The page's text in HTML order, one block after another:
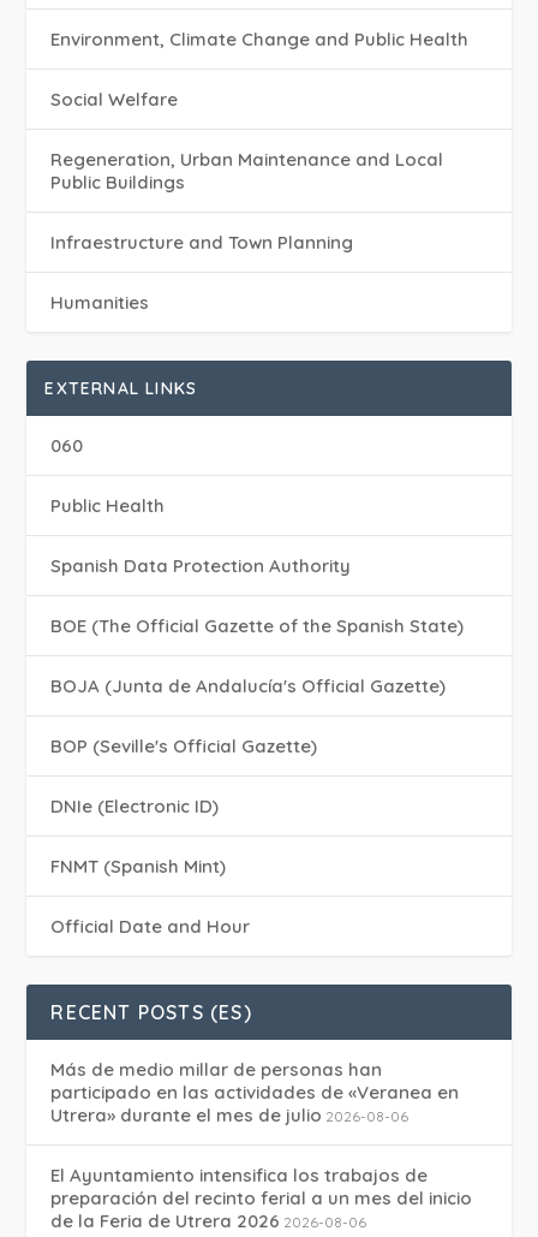
Environment, Climate Change and Public Health
Social Welfare
Regeneration, Urban Maintenance and Local
Public Buildings
Infraestructure and Town Planning
Humanities
EXTERNAL LINKS
060
Public Health
Spanish Data Protection Authority
BOE (The Official Gazette of the Spanish State)
BOJA (Junta de Andalucía's Official Gazette)
BOP (Seville's Official Gazette)
DNIe (Electronic ID)
FNMT (Spanish Mint)
Official Date and Hour
RECENT POSTS (ES)
Más de medio millar de personas han
participado en las actividades de «Veranea en
Utrera» durante el mes de julio 2026-08-06
El Ayuntamiento intensifica los trabajos de
preparación del recinto ferial a un mes del inicio
de la Feria de Utrera 2026 2026-08-06